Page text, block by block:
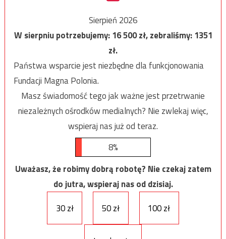
Sierpień 2026
W sierpniu potrzebujemy:16 500zł, zebraliśmy:1351
zł.
Państwa wsparcie jest niezbędne dla funkcjonowania
Fundacji Magna Polonia.
Masz świadomość tego jak ważne jest przetrwanie
niezależnych ośrodków medialnych? Nie zwlekaj więc,
wspieraj nas już od teraz.
8%
Uważasz, że robimy dobrą robotę? Nie czekaj zatem
do jutra, wspieraj nas od dzisiaj.
30 zł
50 zł 100 zł